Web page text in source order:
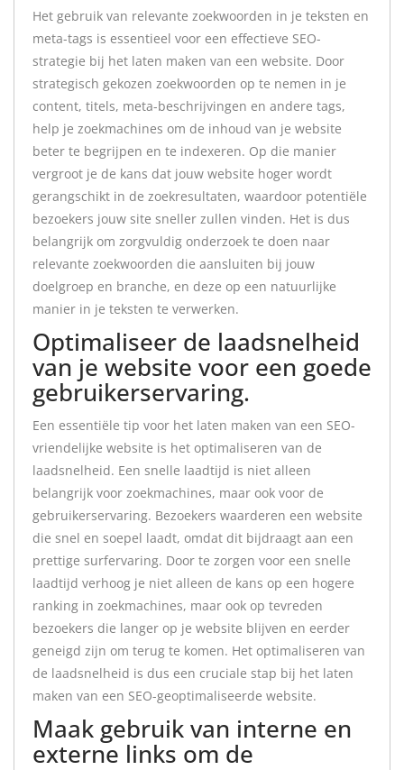
Het gebruik van relevante zoekwoorden in je teksten en
meta-tags is essentieel voor een effectieve SEO-
strategie bij het laten maken van een website. Door
strategisch gekozen zoekwoorden op te nemen in je
content, titels, meta-beschrijvingen en andere tags,
help je zoekmachines om de inhoud van je website
beter te begrijpen en te indexeren. Op die manier
vergroot je de kans dat jouw website hoger wordt
gerangschikt in de zoekresultaten, waardoor potentiële
bezoekers jouw site sneller zullen vinden. Het is dus
belangrijk om zorgvuldig onderzoek te doen naar
relevante zoekwoorden die aansluiten bij jouw
doelgroep en branche, en deze op een natuurlijke
manier in je teksten te verwerken.
Optimaliseer de laadsnelheid
van je website voor een goede
gebruikerservaring.
Een essentiële tip voor het laten maken van een SEO-
vriendelijke website is het optimaliseren van de
laadsnelheid. Een snelle laadtijd is niet alleen
belangrijk voor zoekmachines, maar ook voor de
gebruikerservaring. Bezoekers waarderen een website
die snel en soepel laadt, omdat dit bijdraagt aan een
prettige surfervaring. Door te zorgen voor een snelle
laadtijd verhoog je niet alleen de kans op een hogere
ranking in zoekmachines, maar ook op tevreden
bezoekers die langer op je website blijven en eerder
geneigd zijn om terug te komen. Het optimaliseren van
de laadsnelheid is dus een cruciale stap bij het laten
maken van een SEO-geoptimaliseerde website.
Maak gebruik van interne en
externe links om de